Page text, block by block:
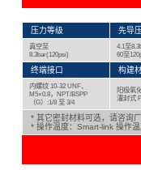
压力等级 先导
真空至
8.3bar(120psi)
4.1至
60至
终端接口 构建
内螺纹 10-32 UNF、
M5×0.8，NPT/BSPP
（G）:1/8 至 3/4
阳极氧
灌封式
* 其它密封材料可选，请咨询
* 操作温度：Smart-link 操作